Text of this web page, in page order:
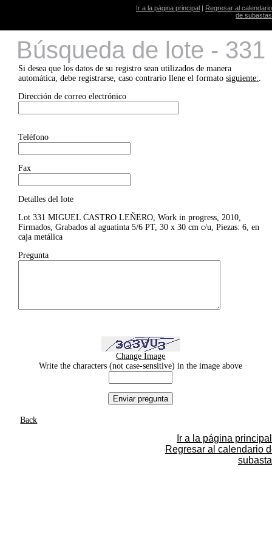
Ir a la página principal | Regresar al calendario
de subastas
Búsqueda de lote - 331
Si desea que los datos de su registro sean utilizados de manera
automática, debe registrarse, caso contrario llene el formatosiguiente:.
Dirección de correo electrónico
Teléfono
Fax
Detalles del lote
Lot 331 MIGUEL CASTRO LEÑERO, Work in progress, 2010,
Firmados, Grabados al aguatinta 5/6 PT, 30 x 30 cm c/u, Piezas: 6, en
caja metálica
Pregunta
Change Image
Write the characters (not case-sensitive) in the image above
Back
Ir a la página principal
Regresar al calendario